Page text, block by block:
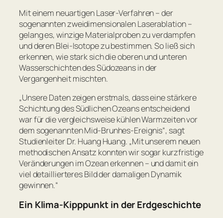
Mit einem neuartigen Laser-Verfahren – der
sogenannten zweidimensionalen Laserablation –
gelang es, winzige Materialproben zu verdampfen
und deren Blei-Isotope zu bestimmen. So ließ sich
erkennen, wie stark sich die oberen und unteren
Wasserschichten des Südozeans in der
Vergangenheit mischten.
„Unsere Daten zeigen erstmals, dass eine stärkere
Schichtung des Südlichen Ozeans entscheidend
war für die vergleichsweise kühlen Warmzeiten vor
dem sogenannten Mid-Brunhes-Ereignis“, sagt
Studienleiter Dr. Huang Huang. „Mit unserem neuen
methodischen Ansatz konnten wir sogar kurzfristige
Veränderungen im Ozean erkennen – und damit ein
viel detaillierteres Bild der damaligen Dynamik
gewinnen.“
Ein Klima-Kipppunkt in der Erdgeschichte